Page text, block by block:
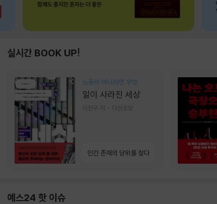
실시간 BOOK UP!
노동이 아니라면 무엇
일이 사라진 세상
이진우 저 다산초당
인간 존재의 당위를 찾다
예스24 핫 이슈